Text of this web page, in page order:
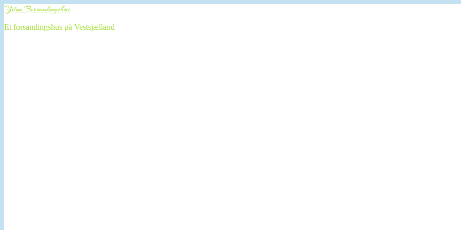
Ydun Forsamlingshus
Et forsamlingshus på Vestsjælland